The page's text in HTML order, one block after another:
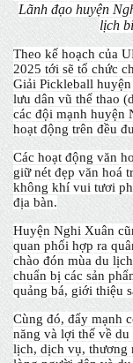
Lãnh đạo huyện
lịch
Theo kế hoạch của
2025 tới sẽ tổ chức
Giải Pickleball
lưu dân vũ thể thao
các đội mạnh huyện
hoạt động trên đều
Các hoạt động văn
giữ nét đẹp văn hoá
không khí vui tươi
địa bàn.
Huyện Nghi Xuân
quan phối hợp ra
chào đón mùa du
chuẩn bị các sản
quảng bá, giới thiệu
Cùng đó, đẩy mạnh
năng và lợi thế về
lịch, dịch vụ, thương